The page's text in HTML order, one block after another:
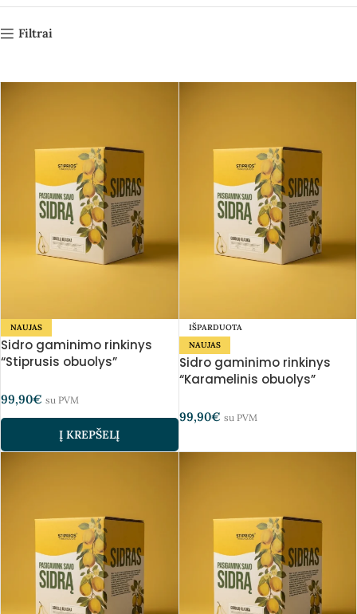
Filtrai
NAUJAS
Sidro gaminimo rinkinys
“Stiprusis obuolys”
99,90€ su PVM
Į KREPŠELĮ
IŠPARDUOTA
NAUJAS
Sidro gaminimo rinkinys
“Karamelinis obuolys”
99,90€ su PVM